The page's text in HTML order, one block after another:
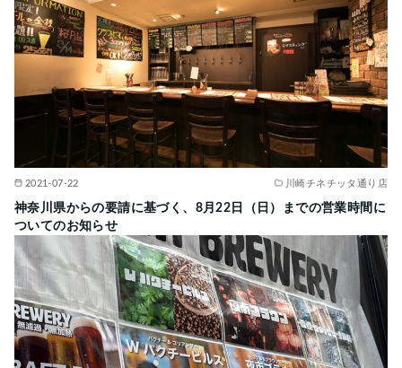
2021-07-22 川崎チネチッタ通り店
神奈川県からの要請に基づく、8月22日（日）までの営業時間に
ついてのお知らせ